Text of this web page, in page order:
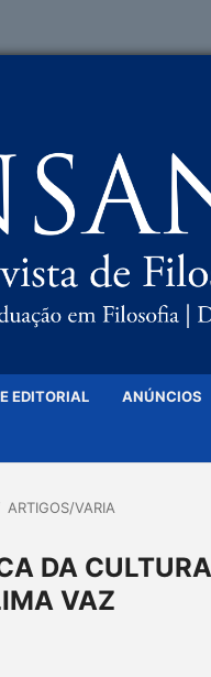
EDITORIAL ANÚNCIOS
ARTIGOS/VARIA
DA
VAZ